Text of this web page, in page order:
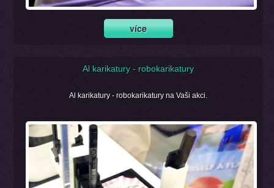
Al karikatury - robokarikatury
Al karikatury - robokarikatury na Vaši akci.